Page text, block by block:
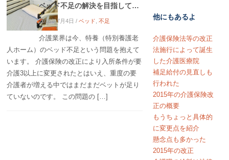
ベッド不足の解決を目指して…
2018年7月4日 / ベッド 不足
介護業界は今、特養（特別養護老
人ホーム）のベッド不足という問題を抱えて
います。 介護保険の改正により入所条件が要
介護3以上に変更されたとはいえ、重度の要
介護者が増える中ではまだまだベットが足り
ていないのです。 この問題の […]
他にもあるよ
介護保険法等の改正
法施行によって誕生
した介護医療院
補足給付の見直しも
行われた
2015年の介護保険改
正の概要
もうちょっと具体的
に変更点を紹介
懸念点も多かった
2015年の改正